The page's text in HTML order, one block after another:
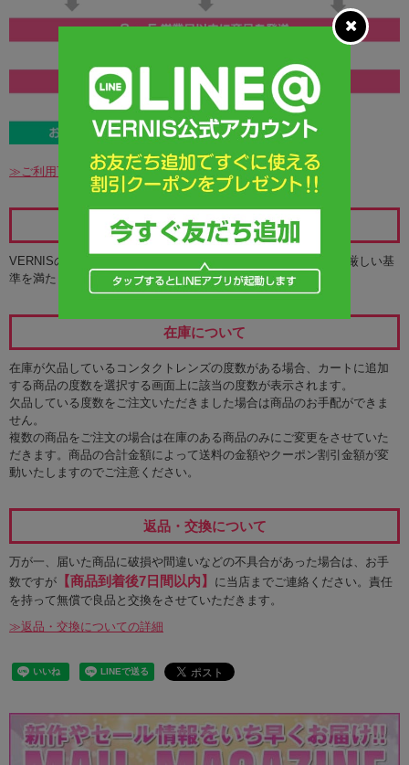
≫ご利用可能なお支払方法の詳細
レンズの安全性について
VERNISのカラコンは、アメリカのFDAと並び称されるKFDAの厳しい基
準を満たした商品のみをお取り扱いしています。
在庫について
在庫が欠品しているコンタクトレンズの度数がある場合、カートに追加
する商品の度数を選択する画面上に該当の度数が表示されます。
欠品している度数をご注文いただきました場合は商品のお手配ができま
せん。
複数の商品をご注文の場合は在庫のある商品のみにご変更をさせていた
だきます。商品の合計金額によって送料の金額やクーポン割引金額が変
動いたしますのでご注意ください。
返品・交換について
万が一、届いた商品に破損や間違いなどの不具合があった場合は、お手
数ですが 【商品到着後7日間以内】
に当店までご連絡ください。責任
を持って無償で良品と交換をさせていただきます。
≫返品・交換についての詳細